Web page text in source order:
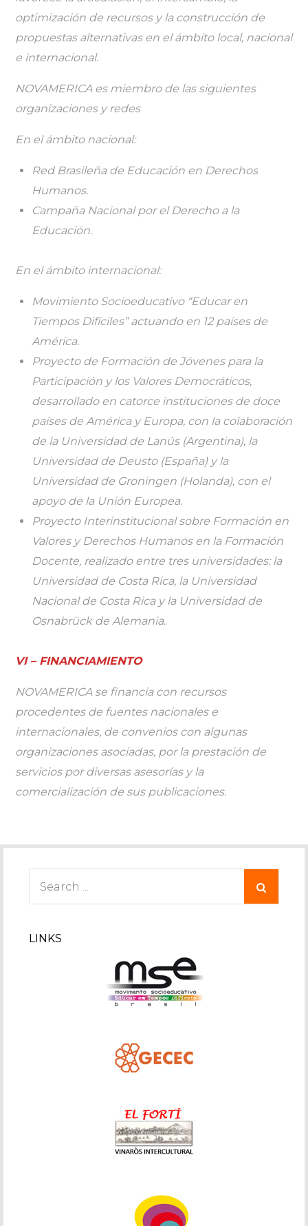
optimización de recursos y la construcción de
propuestas alternativas en el ámbito local, nacional
e internacional.
NOVAMERICA es miembro de las siguientes
organizaciones y redes
En el ámbito nacional:
Red Brasileña de Educación en Derechos
Humanos.
Campaña Nacional por el Derecho a la
Educación.
En el ámbito internacional:
Movimiento Socioeducativo “Educar en
Tiempos Difíciles” actuando en 12 países de
América.
Proyecto de Formación de Jóvenes para la
Participación y los Valores Democráticos,
desarrollado en catorce instituciones de doce
países de América y Europa, con la colaboración
de la Universidad de Lanús (Argentina), la
Universidad de Deusto (España) y la
Universidad de Groningen (Holanda), con el
apoyo de la Unión Europea.
Proyecto Interinstitucional sobre Formación en
Valores y Derechos Humanos en la Formación
Docente, realizado entre tres universidades: la
Universidad de Costa Rica, la Universidad
Nacional de Costa Rica y la Universidad de
Osnabrück de Alemania.
VI – FINANCIAMIENTO
NOVAMERICA se financia con recursos
procedentes de fuentes nacionales e
internacionales, de convenios con algunas
organizaciones asociadas, por la prestación de
servicios por diversas asesorías y la
comercialización de sus publicaciones.
Search
LINKS